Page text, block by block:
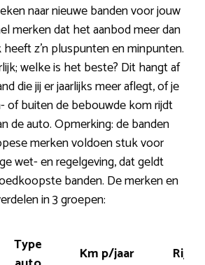
naar nieuwe banden voor jouw
merken dat het aanbod meer dan
heeft z’n pluspunten en minpunten.
welke is het beste? Dit hangt af
die jij er jaarlijks meer aflegt, of je
of buiten de bebouwde kom rijdt
de auto. Opmerking: de banden
merken voldoen stuk voor
wet- en regelgeving, dat geldt
banden. De merken en
in 3 groepen:
Type
Km p/jaar